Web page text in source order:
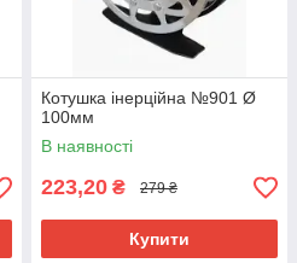
Котушка інерційна №901 Ø
100мм
В наявності
223,20 ₴ 279 ₴
Купити